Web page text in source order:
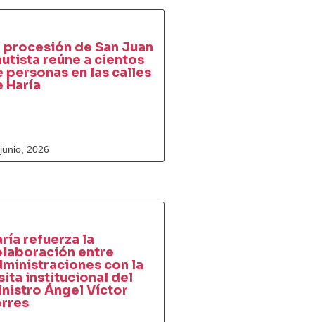
procesión de San Juan
reúne a cientos
personas en las calles
Haría
2026
refuerza la
entre
con la
institucional del
Ángel Víctor